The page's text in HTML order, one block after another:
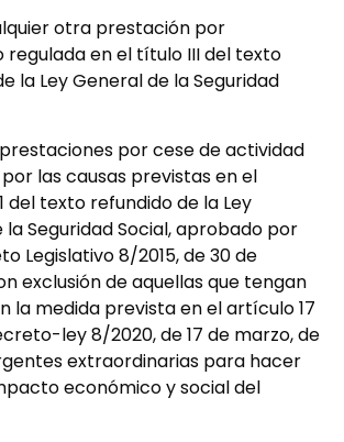
otra prestación por
regulada en el título III del texto
la Ley General de la Seguridad
por cese de actividad
las causas previstas en el
del texto refundido de la Ley
la Seguridad Social, aprobado por
Legislativo 8/2015, de 30 de
exclusión de aquellas que tengan
la medida prevista en el artículo 17
ley 8/2020, de 17 de marzo, de
extraordinarias para hacer
económico y social del